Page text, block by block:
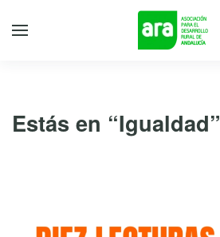
Estás en “Igualdad”